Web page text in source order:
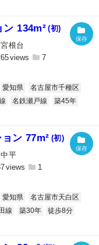
134m² (初)
根台
7
愛知県
名古屋市千種区
名鉄瀬戸線
築45年
ン 77m² (初)
平
1
愛知県
名古屋市天白区
線 築30年
徒歩8分